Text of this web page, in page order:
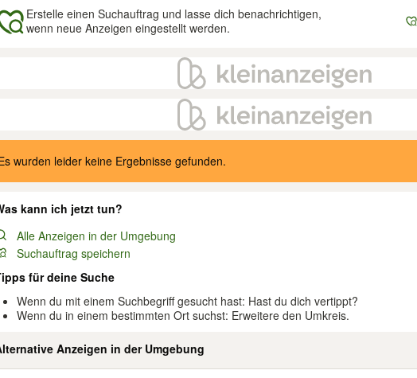
Erstelle einen Suchauftrag und lasse dich benachrichtigen,
wenn neue Anzeigen eingestellt werden.
wurden leider keine Ergebnisse gefunden.
kann ich jetzt tun?
Alle Anzeigen in der Umgebung
Suchauftrag speichern
für deine Suche
Wenn du mit einem Suchbegriff gesucht hast: Hast du dich vertippt?
Wenn du in einem bestimmten Ort suchst: Erweitere den Umkreis.
Anzeigen in der Umgebung